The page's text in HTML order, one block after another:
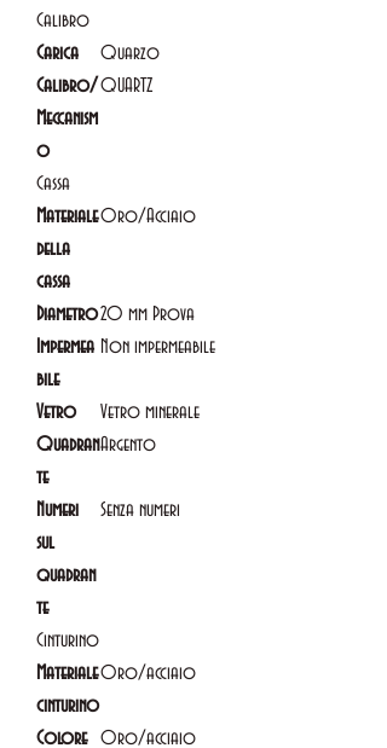
Calibro
Carica
Quarzo
Calibro/
Meccanism
o
QUARTZ
Cassa
Materiale
della
cassa
Oro/Acciaio
Diametro20 mm Prova
Impermea
bile
Non impermeabile
Vetro
Vetro minerale
Quadran
te
Argento
Numeri
sul
quadran
te
Senza numeri
Cinturino
Materiale
cinturino
Oro/acciaio
Colore Oro/acciaio